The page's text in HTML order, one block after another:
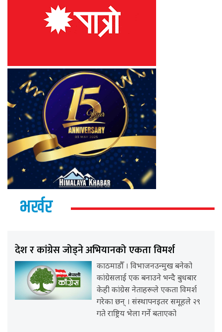
भर्खर
देश र कांग्रेस जोड्ने अभियानको एकता विमर्श
काठमाडौँ । विभाजनउन्मुख बनेको
कांग्रेसलाई एक बनाउने भन्दै बुधबार
केही कांग्रेस नेताहरूले एकता विमर्श
गरेका छन् । संस्थापनइतर समूहले २९
गते राष्ट्रिय भेला गर्ने बताएको